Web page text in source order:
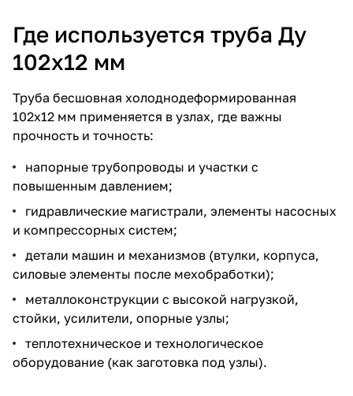
Где используется труба Ду
102х12 мм
Труба бесшовная холоднодеформированная
102х12 мм применяется в узлах, где важны
прочность и точность:
напорные трубопроводы и участки с
повышенным давлением;
гидравлические магистрали, элементы насосных
и компрессорных систем;
детали машин и механизмов (втулки, корпуса,
силовые элементы после мехобработки);
металлоконструкции с высокой нагрузкой,
стойки, усилители, опорные узлы;
теплотехническое и технологическое
оборудование (как заготовка под узлы).